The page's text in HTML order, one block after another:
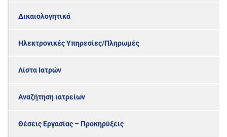
Δικαιολογητικά
Ηλεκτρονικές Υπηρεσίες/Πληρωμές
Λίστα Ιατρών
Αναζήτηση ιατρείων
Θέσεις Εργασίας – Προκηρύξεις